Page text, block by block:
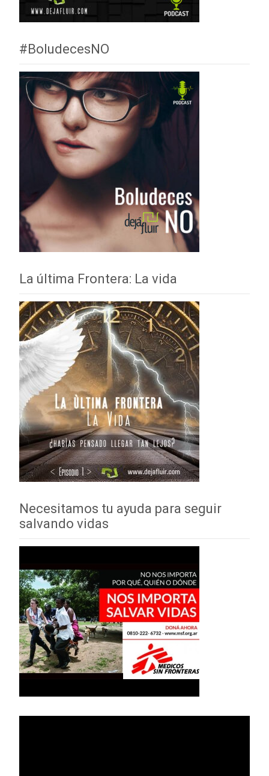
#BoludecesNO
La última Frontera: La vida
Necesitamos tu ayuda para seguir
salvando vidas